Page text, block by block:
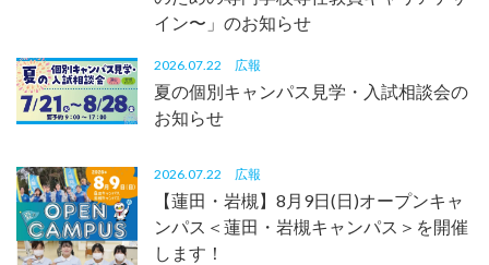
イン〜」のお知らせ
2026.07.22 広報
夏の個別キャンパス見学・入試相談会の
お知らせ
2026.07.22 広報
【蓮田・岩槻】8月9日(日)オープンキャ
ンパス＜蓮田・岩槻キャンパス＞を開催
します！